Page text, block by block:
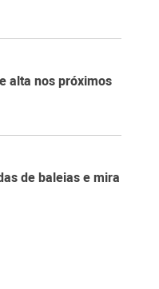
alta nos próximos
de baleias e mira